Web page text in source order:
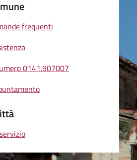
frequenti
0141.907007